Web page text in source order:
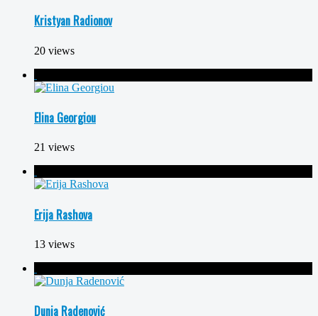
Kristyan Radionov
20 views
Elina Georgiou
21 views
Erija Rashova
13 views
Dunja Radenović